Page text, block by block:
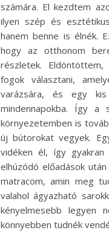
számára. El kezdtem
ilyen szép és
hanem benne is élnék.
hogy az otthonom
részletek.
fogok választani,
varázsára, és egy kis
mindennapokba. Így
környezetemben is
új bútorokat vegyek.
vidéken él, így
elhúzódó előadások
matracom, amin meg
valahol ágyazható
kényelmesebb legyen
könnyebben tudnék